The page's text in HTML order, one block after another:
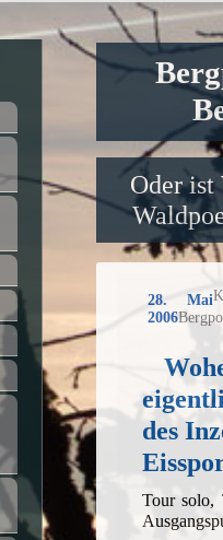
Oder ist
28. Mai
2006
des
Tour